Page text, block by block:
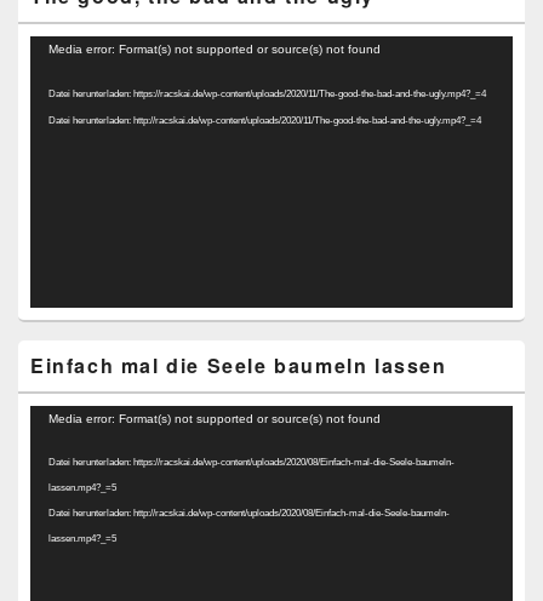
Video-
Media error: Format(s) not supported or source(s) not found
Datei herunterladen: https://racskai.de/wp-content/uploads/2020/11/The-good-the-bad-and-the-ugly.mp4?_=4
Datei herunterladen: http://racskai.de/wp-content/uploads/2020/11/The-good-the-bad-and-the-ugly.mp4?_=4
Einfach mal die Seele baumeln lassen
Video-
Media error: Format(s) not supported or source(s) not found
Datei herunterladen: https://racskai.de/wp-content/uploads/2020/08/Einfach-mal-die-Seele-baumeln-
lassen.mp4?_=5
Datei herunterladen: http://racskai.de/wp-content/uploads/2020/08/Einfach-mal-die-Seele-baumeln-
lassen.mp4?_=5